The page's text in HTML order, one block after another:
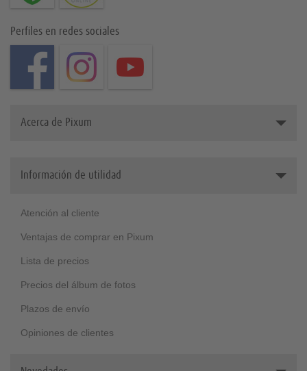
Perfiles en redes sociales
Acerca de Pixum
Medioambiente
Información de utilidad
Atención al cliente
Ventajas de comprar en Pixum
Lista de precios
Precios del álbum de fotos
Plazos de envío
Opiniones de clientes